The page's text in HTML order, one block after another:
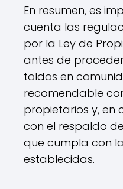
En resumen, es
cuenta las
por la Ley de
antes de
toldos en
recomendable
propietarios y, en
con el respaldo
que cumpla con
establecidas.